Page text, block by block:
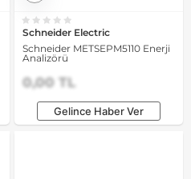
Schneider Electric
Schneider METSEPM5110 Enerji
Analizörü
0,00 TL
Gelince Haber Ver